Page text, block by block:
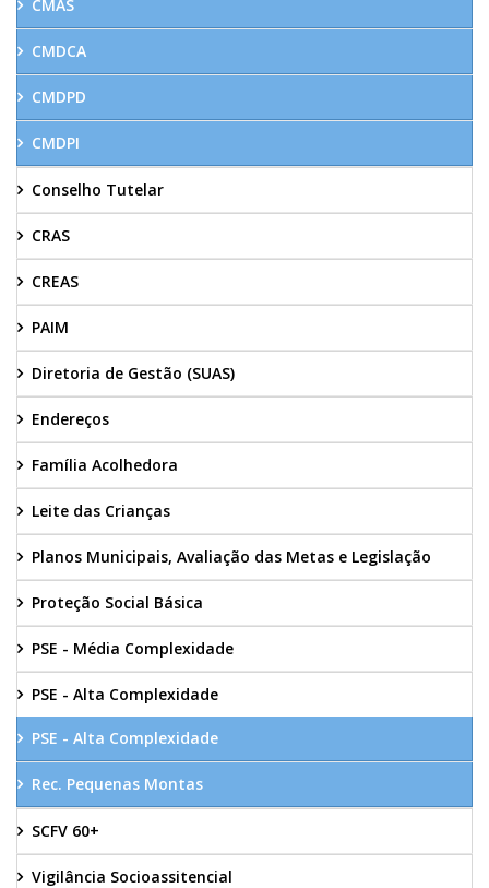
CMAS
CMDCA
CMDPD
CMDPI
Conselho Tutelar
CRAS
CREAS
PAIM
Diretoria de Gestão (SUAS)
Endereços
Família Acolhedora
Leite das Crianças
Planos Municipais, Avaliação das Metas e Legislação
Proteção Social Básica
PSE - Média Complexidade
PSE - Alta Complexidade
PSE - Alta Complexidade
Rec. Pequenas Montas
SCFV 60+
Vigilância Socioassitencial